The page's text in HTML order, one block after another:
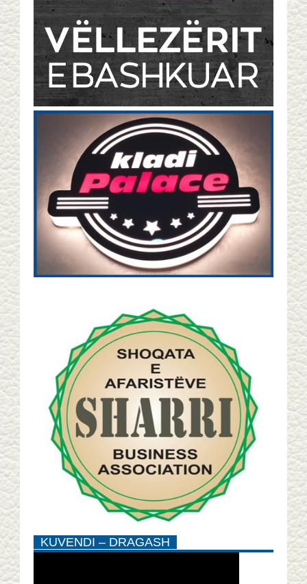
KUVENDI – DRAGASH